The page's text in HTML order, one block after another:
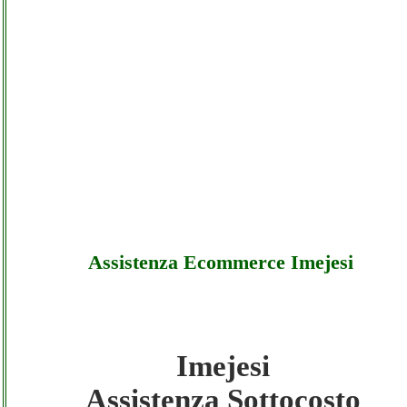
Assistenza Ecommerce Imejesi
Imejesi - Assistenza Ecommerce Imejesi -
Imejesi
Assistenza Sottocosto